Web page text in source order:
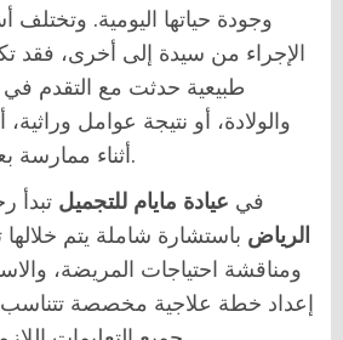
وجودة حياتها اليومية. وتختلف
الإجراء من سيدة إلى أخرى، فقد
طبيعية حدثت مع التقدم في
والولادة، أو نتيجة عوامل
أثناء ممارسة بعض الأنشطة اليومية.
في عيادة مايام للتجميل تبدأ
الرياض باستشارة شاملة يتم خلالها
ومناقشة احتياجات المريضة،
إعداد خطة علاجية مخصصة تتناسب